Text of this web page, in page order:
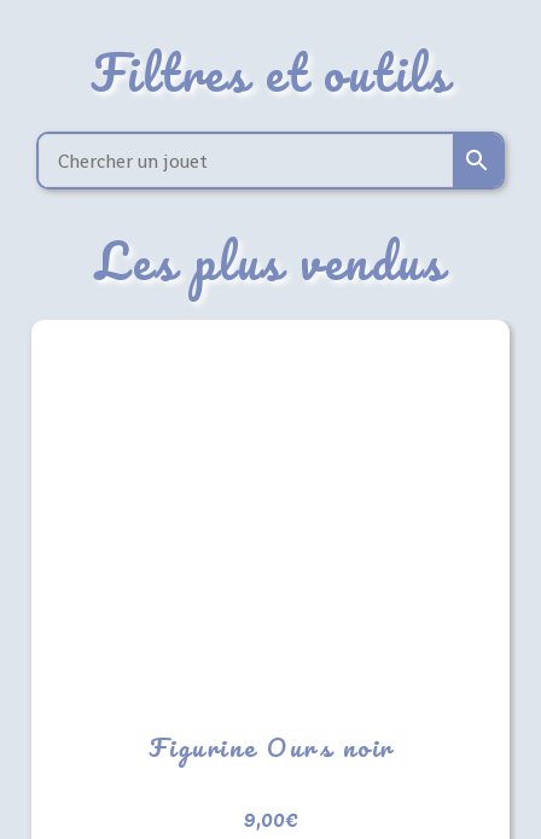
Filtres et outils
Les plus vendus
Figurine Ours noir
9,00€